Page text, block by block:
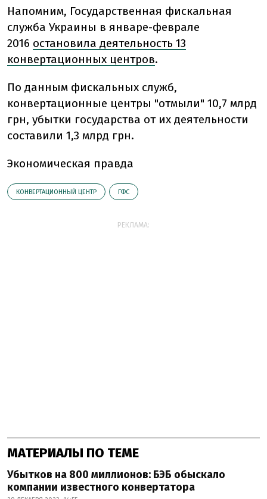
Напомним, Государственная фискальная
служба Украины в январе-феврале
2016 остановила деятельность 13
конвертационных центров.
По данным фискальных служб,
конвертационные центры "отмыли" 10,7 млрд
грн, убытки государства от их деятельности
составили 1,3 млрд грн.
Экономическая правда
КОНВЕРТАЦИОННЫЙ ЦЕНТР ГФС
РЕКЛАМА:
МАТЕРИАЛЫ ПО ТЕМЕ
Убытков на 800 миллионов: БЭБ обыскало
компании известного конвертатора